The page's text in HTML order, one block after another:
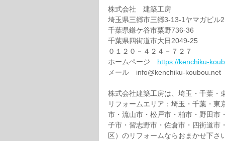
株式会社　建築工房
埼玉県三郷市三郷3-13-1ヤマガビル
千葉県鎌ケ谷市粟野736-36
千葉県四街道市大日2049-25
０１２０－４２４－７２７
ホームページ https://kenchiku-
メール　info@kenchiku-koubou.net
株式会社建築工房は、埼玉・千葉・
リフォームエリア：埼玉・千葉・
市・流山市・松戸市・柏市・野田市
子市・習志野市・佐倉市・四街道市
区）のリフォームならおまかせ下さ